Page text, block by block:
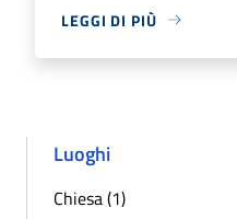
LEGGI DI PIÙ
Luoghi
Chiesa (1)